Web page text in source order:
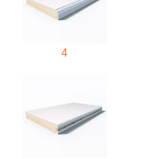
4